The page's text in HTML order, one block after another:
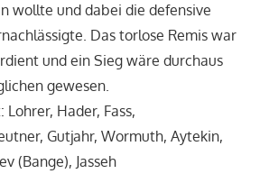
wollte und dabei die defensive
Das torlose Remis war
und ein Sieg wäre durchaus
gewesen.
Lohrer, Hader, Fass,
Gutjahr, Wormuth, Aytekin,
(Bange), Jasseh